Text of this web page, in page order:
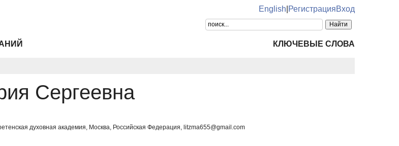
English РегистрацияВход
КЛЮЧЕВЫЕ СЛОВА
Сергеевна
духовная академия, Москва, Российская Федерация, litzma655@gmail.com